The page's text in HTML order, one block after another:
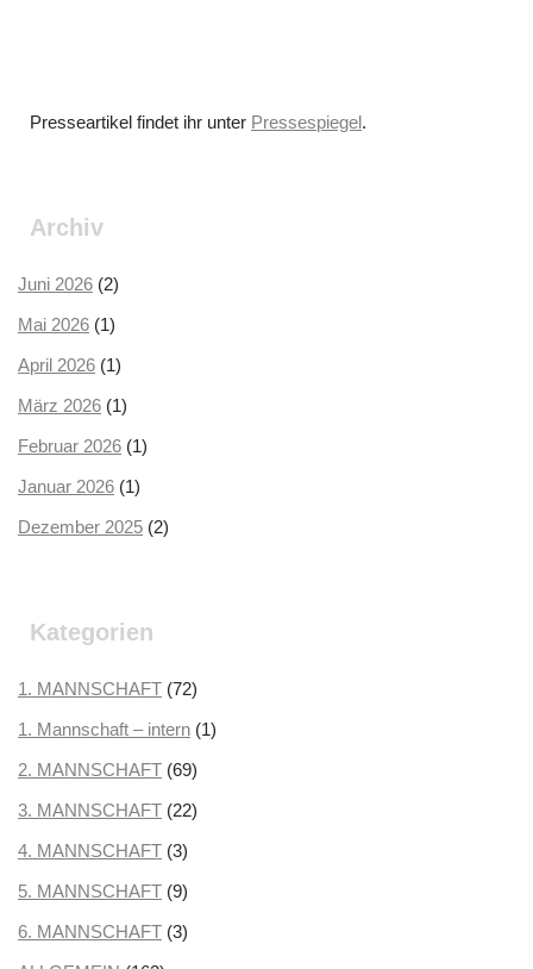
Presseartikel findet ihr unter Pressespiegel.
Archiv
Juni 2026 (2)
Mai 2026 (1)
April 2026 (1)
März 2026 (1)
Februar 2026 (1)
Januar 2026 (1)
Dezember 2025 (2)
August 2025
Juli 2025(3)
Juni 2025(1)
Mai 2025(1)
April 2025(3)
März 2025(3)
Februar 2025(2)
Januar 2025(2)
Kategorien
1. MANNSCHAFT (72)
1. Mannschaft – intern (1)
2. MANNSCHAFT (69)
3. MANNSCHAFT (22)
4. MANNSCHAFT (3)
5. MANNSCHAFT (9)
6. MANNSCHAFT (3)